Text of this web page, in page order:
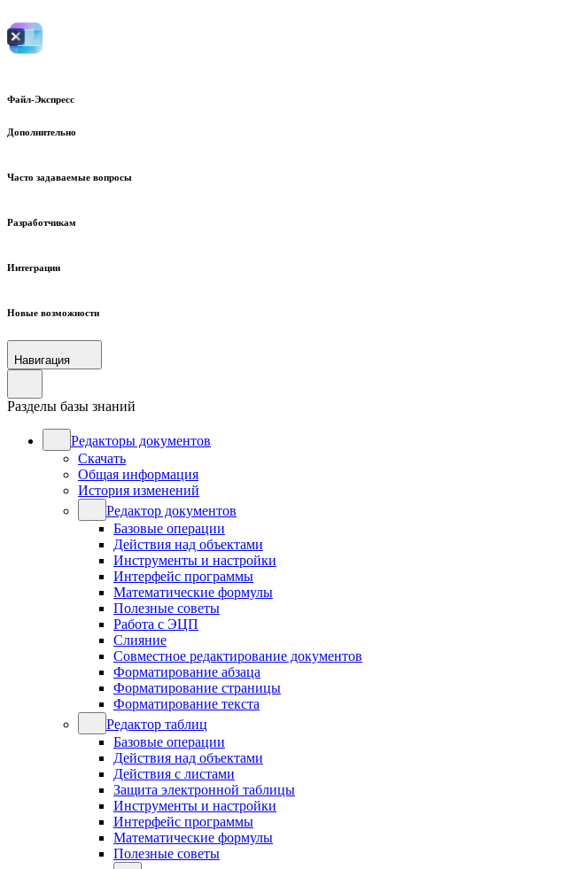
Файл-Экспресс
Дополнительно
Часто задаваемые вопросы
Разработчикам
Интеграции
Новые возможности
Навигация
Разделы базы знаний
Редакторы документов
Скачать
Общая информация
История изменений
Редактор документов
Базовые операции
Действия над объектами
Инструменты и настройки
Интерфейс программы
Математические формулы
Полезные советы
Работа с ЭЦП
Слияние
Совместное редактирование документов
Форматирование абзаца
Форматирование страницы
Форматирование текста
Редактор таблиц
Базовые операции
Действия над объектами
Действия с листами
Защита электронной таблицы
Инструменты и настройки
Интерфейс программы
Математические формулы
Полезные советы